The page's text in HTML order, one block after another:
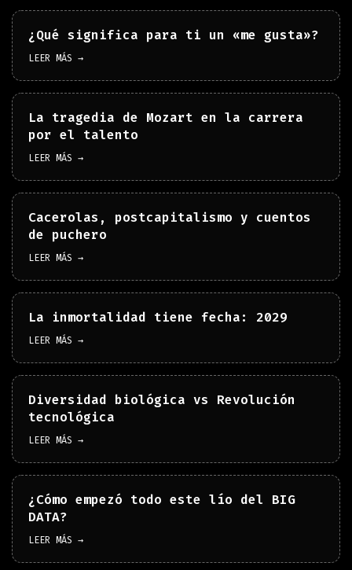
¿Qué significa para ti un «me gusta»?
LEER MÁS →
La tragedia de Mozart en la carrera
por el talento
LEER MÁS →
Cacerolas, postcapitalismo y cuentos
de puchero
LEER MÁS →
La inmortalidad tiene fecha: 2029
LEER MÁS →
Diversidad biológica vs Revolución
tecnológica
LEER MÁS →
¿Cómo empezó todo este lío del BIG
DATA?
LEER MÁS →